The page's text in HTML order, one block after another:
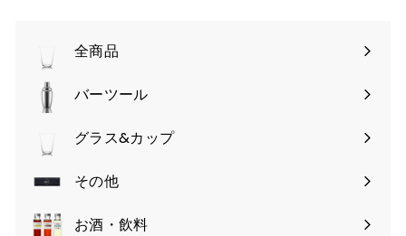
全商品
バーツール
サ
メ
ニ
グラス&カップ
サ
ブ
ニ
その他
サ
ブ
お酒・飲料